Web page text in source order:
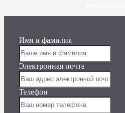
Имя и фамилия
Электронная почта
Телефон